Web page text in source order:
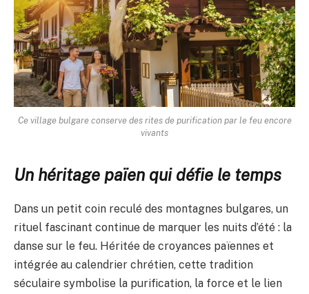
Ce village bulgare conserve des rites de purification par le feu encore
vivants
Un héritage païen qui défie le temps
Dans un petit coin reculé des montagnes bulgares, un
rituel fascinant continue de marquer les nuits d’été : la
danse sur le feu. Héritée de croyances païennes et
intégrée au calendrier chrétien, cette tradition
séculaire symbolise la purification, la force et le lien